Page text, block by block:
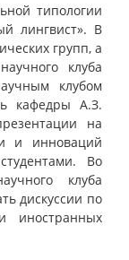
типологии
лингвист». В
групп, а
клуба
клубом
кафедры А.З.
на
и инноваций
Во
клуба
дискуссии по
иностранных